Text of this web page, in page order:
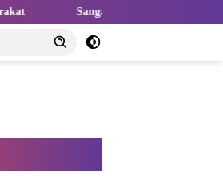
Kolaborasi Kampus dan Industri untuk